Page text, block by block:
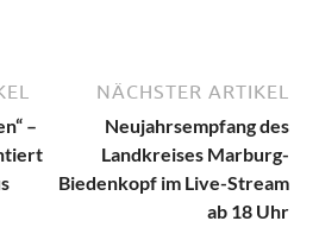
–
NÄCHSTER ARTIKEL
Neujahrsempfang des
Landkreises Marburg-
Biedenkopf im Live-Stream
ab 18 Uhr